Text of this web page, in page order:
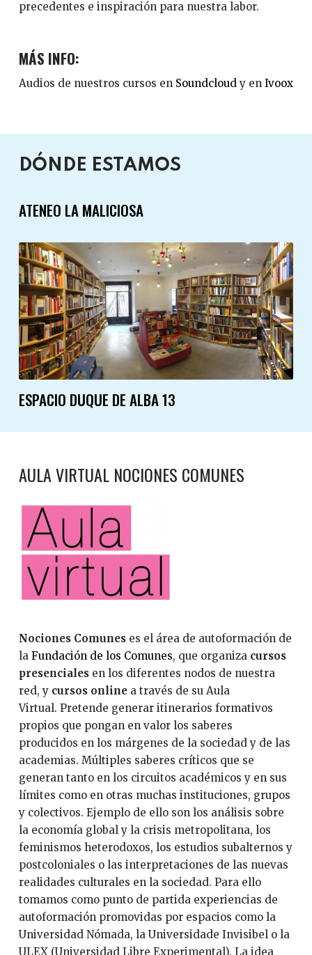
precedentes e inspiración para nuestra labor.
MÁS INFO:
Audios de nuestros cursos en Soundcloudy en Ivoox
DÓNDE ESTAMOS
ATENEO LA MALICIOSA
ESPACIO DUQUE DE ALBA 13
AULA VIRTUAL NOCIONES COMUNES
Nociones Comuneses el área de autoformación de
la Fundación de los Comunes, que organiza cursos
presencialesen los diferentes nodos de nuestra
red, y cursos onlinea través de su Aula
Virtual. Pretende generar itinerarios formativos
propios que pongan en valor los saberes
producidos en los márgenes de la sociedad y de las
academias. Múltiples saberes críticos que se
generan tanto en los circuitos académicos y en sus
límites como en otras muchas instituciones, grupos
y colectivos. Ejemplo de ello son los análisis sobre
la economía global y la crisis metropolitana, los
feminismos heterodoxos, los estudios subalternos y
postcoloniales o las interpretaciones de las nuevas
realidades culturales en la sociedad. Para ello
tomamos como punto de partida experiencias de
autoformación promovidas por espacios como la
Universidad Nómada, la Universidade Invisibel o la
ULEX (Universidad Libre Experimental). La idea